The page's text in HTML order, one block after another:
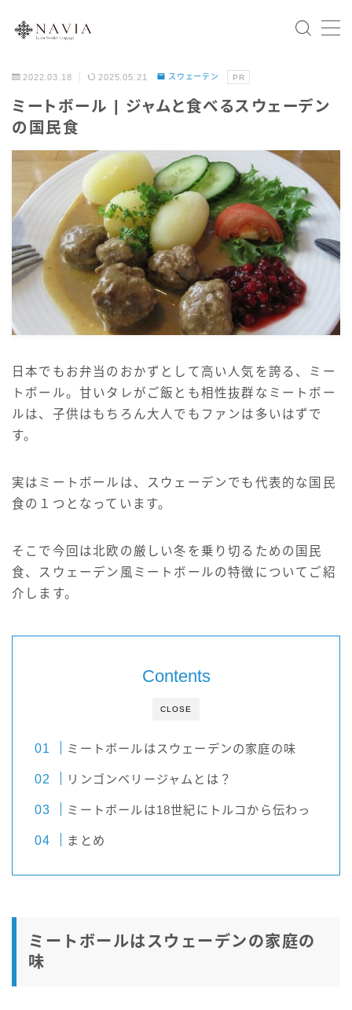
Home
スウェーデン語文法
会話表現
北欧の国々
スウェーデン
ノルウェー
デンマーク
フィンランド
アイスランド
サイト情報
English
2022.03.18 2025.05.21 スウェーデン PR
ミートボール | ジャムと食べるスウェーデン
の国民食
日本でもお弁当のおかずとして高い人気を誇る、ミー
トボール。甘いタレがご飯とも相性抜群なミートボー
ルは、子供はもちろん大人でもファンは多いはずで
す。
実はミートボールは、スウェーデンでも代表的な国民
食の１つとなっています。
そこで今回は北欧の厳しい冬を乗り切るための国民
食、スウェーデン風ミートボールの特徴についてご紹
介します。
CLOSE
Contents
ミートボールはスウェーデンの家庭の味
リンゴンベリージャムとは？
ミートボールは18世紀にトルコから伝わっ
まとめ
ミートボールはスウェーデンの家庭の
味